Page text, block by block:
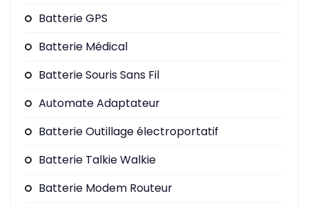
Batterie GPS
Batterie Médical
Batterie Souris Sans Fil
Automate Adaptateur
Batterie Outillage électroportatif
Batterie Talkie Walkie
Batterie Modem Routeur